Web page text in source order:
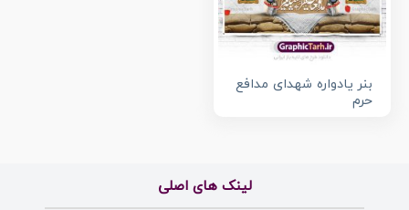
بنر یادواره شهدای مدافع
حرم
لینک های اصلی